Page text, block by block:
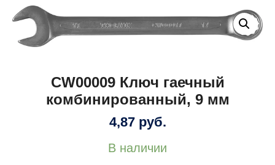
CW00009 Ключ гаечный
комбинированный, 9 мм
4,87 руб.
В наличии